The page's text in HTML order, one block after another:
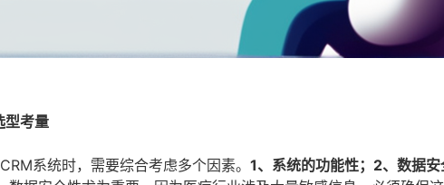
型考量
系统时，需要综合考虑多个因素。 1、系统的功能性；2、数据